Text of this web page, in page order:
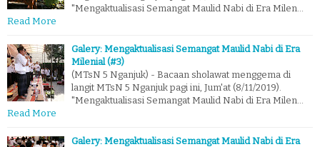
"Mengaktualisasi Semangat Maulid Nabi di Era Milen…
Read More
Galery: Mengaktualisasi Semangat Maulid Nabi di Era
Milenial (#3)
(MTsN 5 Nganjuk) - Bacaan sholawat menggema di
langit MTsN 5 Nganjuk pagi ini, Jum'at (8/11/2019).
"Mengaktualisasi Semangat Maulid Nabi di Era Milen…
Read More
Galery: Mengaktualisasi Semangat Maulid Nabi di Era